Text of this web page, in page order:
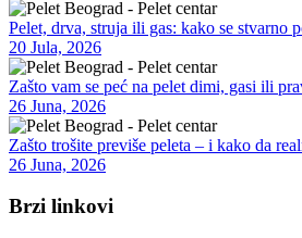
Pelet, drva, struja ili gas: kako se stvarno
20 Jula, 2026
Zašto vam se peć na pelet dimi, gasi ili
26 Juna, 2026
Zašto trošite previše peleta – i kako da
26 Juna, 2026
Brzi linkovi